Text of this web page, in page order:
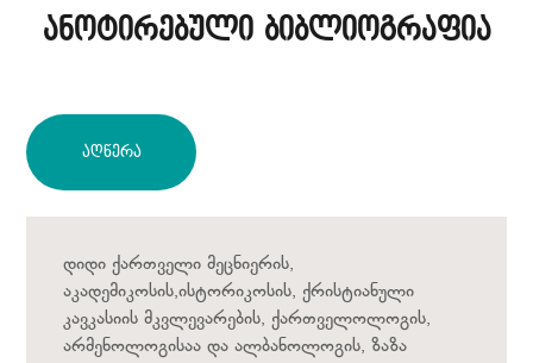
ანოტირებული ბიბლიოგრაფია
Აღწერა
დიდი ქართველი მეცნიერის,
აკადემიკოსის,ისტორიკოსის, ქრისტიანული
კავკასიის მკვლევარების, ქართველოლოგის,
არმენოლოგისაა და ალბანოლოგის, ზაზა